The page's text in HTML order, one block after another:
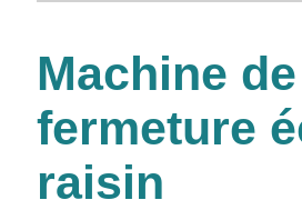
Machine
fermeture
raisin